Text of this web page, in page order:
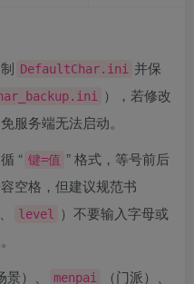
DefaultChar.ini
并保
），若修改
服务端无法启动。
“ 键=值 ” 格式，等号前后
空格，但建议规范书
level
）不要输入字母或
景）、 menpai （门派）、